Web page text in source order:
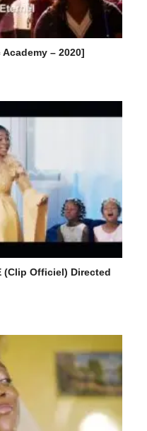
– 2020]
(Clip Officiel) Directed